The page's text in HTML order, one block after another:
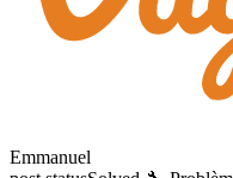
Emmanuel